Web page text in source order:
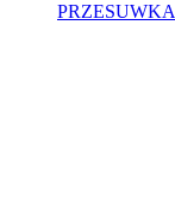
PRZESUWKA